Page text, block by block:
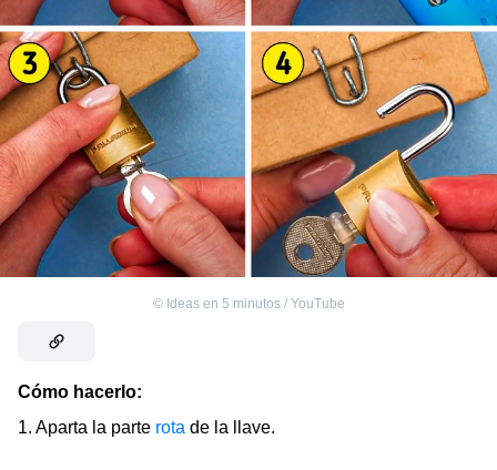
© Ideas en 5 minutos / YouTube
Cómo hacerlo:
1. Aparta la parte rota de la llave.